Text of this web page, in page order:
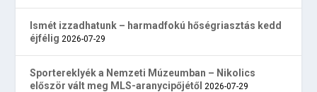
Ismét izzadhatunk – harmadfokú hőségriasztás kedd
éjfélig 2026-07-29
Sportereklyék a Nemzeti Múzeumban – Nikolics
először vált meg MLS-aranycipőjétől 2026-07-29